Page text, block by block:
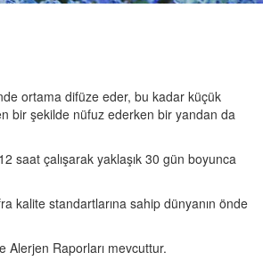
ortama difüze eder, bu kadar küçük
bir şekilde nüfuz ederken bir yandan da
saat çalışarak yaklaşık 30 gün boyunca
kalite standartlarına sahip dünyanın önde
Alerjen Raporları mevcuttur.